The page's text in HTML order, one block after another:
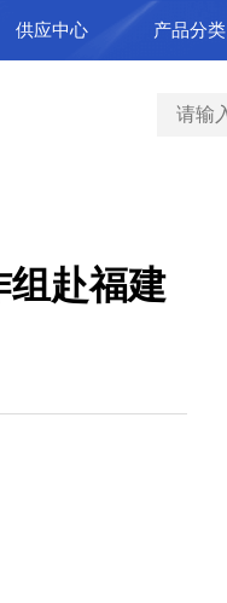
供应中心 产品分类
组赴福建